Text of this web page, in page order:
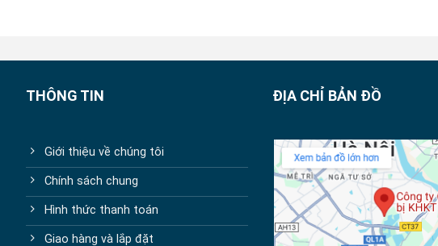
THÔNG TIN
Giới thiệu về chúng tôi
Chính sách chung
Hình thức thanh toán
Giao hàng và lắp đặt
ĐỊA CHỈ BẢN ĐỒ